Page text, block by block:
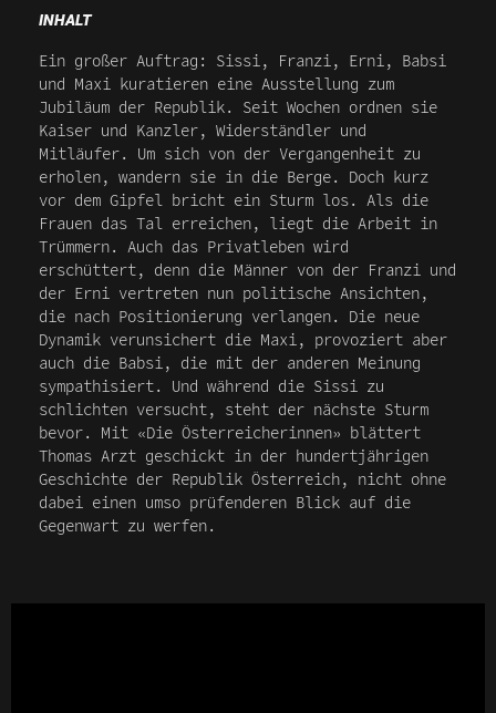
INHALT
Ein großer Auftrag: Sissi, Franzi, Erni, Babsi
und Maxi kuratieren eine Ausstellung zum
Jubiläum der Republik. Seit Wochen ordnen sie
Kaiser und Kanzler, Widerständler und
Mitläufer. Um sich von der Vergangenheit zu
erholen, wandern sie in die Berge. Doch kurz
vor dem Gipfel bricht ein Sturm los. Als die
Frauen das Tal erreichen, liegt die Arbeit in
Trümmern. Auch das Privatleben wird
erschüttert, denn die Männer von der Franzi und
der Erni vertreten nun politische Ansichten,
die nach Positionierung verlangen. Die neue
Dynamik verunsichert die Maxi, provoziert aber
auch die Babsi, die mit der anderen Meinung
sympathisiert. Und während die Sissi zu
schlichten versucht, steht der nächste Sturm
bevor. Mit «Die Österreicherinnen» blättert
Thomas Arzt geschickt in der hundertjährigen
Geschichte der Republik Österreich, nicht ohne
dabei einen umso prüfenderen Blick auf die
Gegenwart zu werfen.